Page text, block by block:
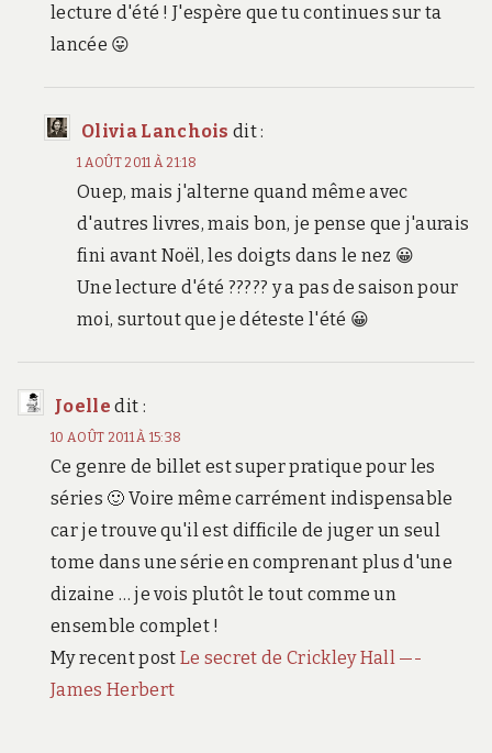
lecture d'été ! J'espère que tu continues sur ta
lancée 😛
Olivia Lanchois dit :
1 AOÛT 2011 À 21:18
Ouep, mais j'alterne quand même avec
d'autres livres, mais bon, je pense que j'aurais
fini avant Noël, les doigts dans le nez 😀
Une lecture d'été ????? y a pas de saison pour
moi, surtout que je déteste l'été 😀
Joelle dit :
10 AOÛT 2011 À 15:38
Ce genre de billet est super pratique pour les
séries 🙂 Voire même carrément indispensable
car je trouve qu'il est difficile de juger un seul
tome dans une série en comprenant plus d'une
dizaine … je vois plutôt le tout comme un
ensemble complet !
My recent post Le secret de Crickley Hall —-
James Herbert